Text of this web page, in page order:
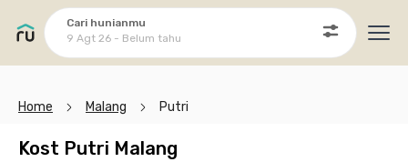
Cari hunianmu
9 Agt 26 - Belum tahu
Home Malang Putri
Kost Putri Malang